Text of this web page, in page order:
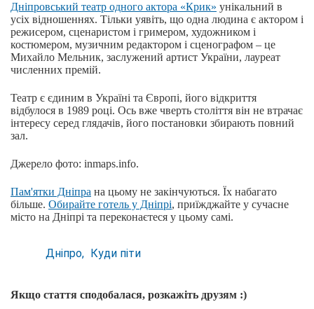
Дніпровський театр одного актора «Крик» унікальний в
усіх відношеннях. Тільки уявіть, що одна людина є актором і
режисером, сценаристом і гримером, художником і
костюмером, музичним редактором і сценографом – це
Михайло Мельник, заслужений артист України, лауреат
численних премій.
Театр є єдиним в Україні та Європі, його відкриття
відбулося в 1989 році. Ось вже чверть століття він не втрачає
інтересу серед глядачів, його постановки збирають повний
зал.
Джерело фото: inmaps.info.
Пам'ятки Дніпра на цьому не закінчуються. Їх набагато
більше. Обирайте готель у Дніпрі, приїжджайте у сучасне
місто на Дніпрі та переконаєтеся у цьому самі.
Дніпро Куди піти
Якщо стаття сподобалася, розкажіть друзям :)